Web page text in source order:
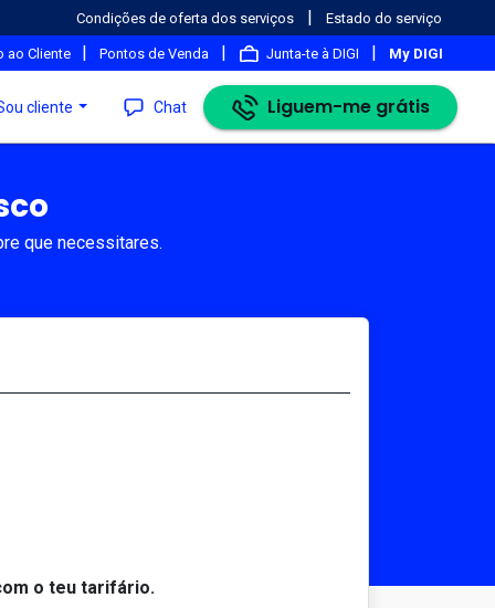
Condições de oferta dos serviços | Estado do serviço
ao Cliente | Pontos de Venda | Junta-te à DIGI | My DIGI
cliente Chat Liguem-me grátis
que necessitares.
o teu tarifário.